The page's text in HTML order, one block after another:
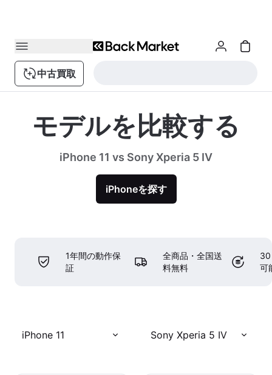
中古買取
モデルを比較する
iPhone 11 vs Sony Xperia 5 IV
iPhoneを探す
1年間の動作保
証
全商品・全国送
料無料
30
可
iPhone 11 Sony Xperia 5 IV